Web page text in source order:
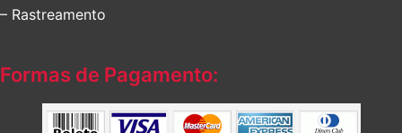
– Rastreamento
Formas de Pagamento: